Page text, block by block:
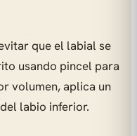
que el labial se
usando pincel para
volumen, aplica un
labio inferior.